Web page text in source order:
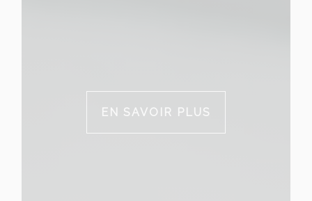
EN SAVOIR PLUS